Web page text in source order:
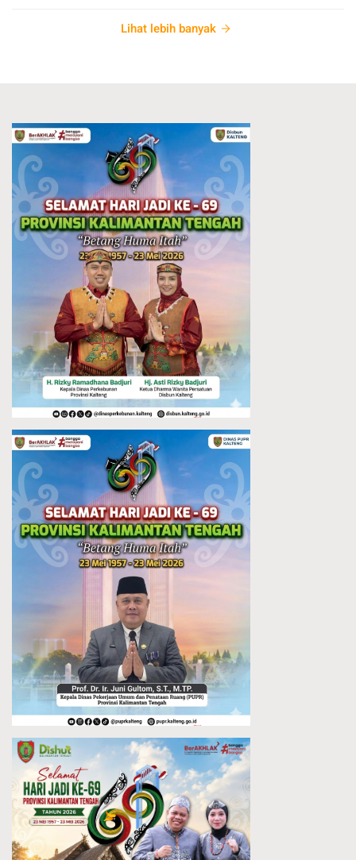
Lihat lebih banyak